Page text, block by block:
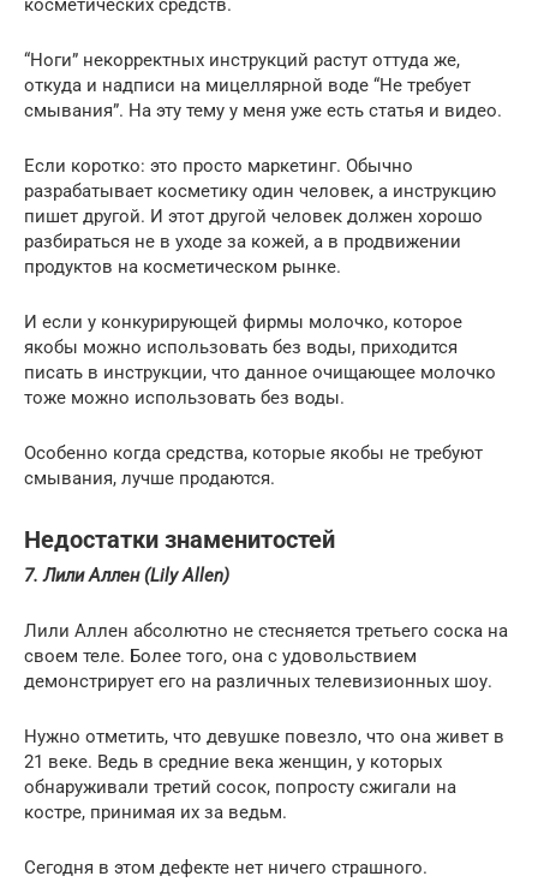
косметических средств.
“Ноги” некорректных инструкций растут оттуда же,
откуда и надписи на мицеллярной воде “Не требует
смывания”. На эту тему у меня уже есть статья и видео.
Если коротко: это просто маркетинг. Обычно
разрабатывает косметику один человек, а инструкцию
пишет другой. И этот другой человек должен хорошо
разбираться не в уходе за кожей, а в продвижении
продуктов на косметическом рынке.
И если у конкурирующей фирмы молочко, которое
якобы можно использовать без воды, приходится
писать в инструкции, что данное очищающее молочко
тоже можно использовать без воды.
Особенно когда средства, которые якобы не требуют
смывания, лучше продаются.
Недостатки знаменитостей
7. Лили Аллен (Lily Allen)
Лили Аллен абсолютно не стесняется третьего соска на
своем теле. Более того, она с удовольствием
демонстрирует его на различных телевизионных шоу.
Нужно отметить, что девушке повезло, что она живет в
21 веке. Ведь в средние века женщин, у которых
обнаруживали третий сосок, попросту сжигали на
костре, принимая их за ведьм.
Сегодня в этом дефекте нет ничего страшного.